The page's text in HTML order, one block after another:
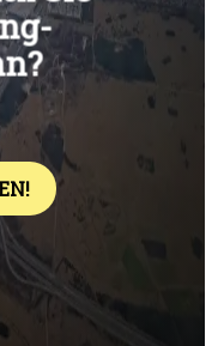
Überspringen